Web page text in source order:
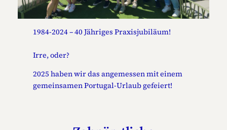
1984-2024 – 40 Jähriges Praxisjubiläum!
Irre, oder?
2025 haben wir das angemessen mit einem
gemeinsamen Portugal-Urlaub gefeiert!